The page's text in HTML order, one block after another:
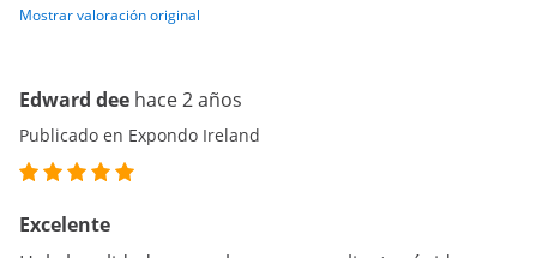
Mostrar valoración original
Edward dee hace 2 años
Publicado en Expondo Ireland
Excelente